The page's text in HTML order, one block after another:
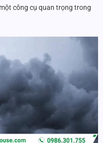
công cụ quan trọng trong